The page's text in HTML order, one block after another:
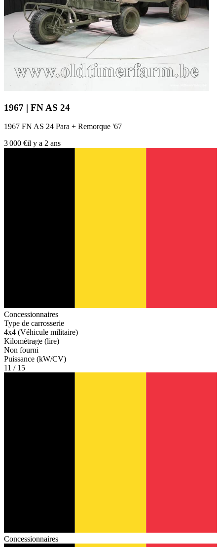
1967 | FN AS 24
1967 FN AS 24 Para + Remorque '67
3 000 €il y a 2 ans
Concessionnaires
Type de carrosserie
4x4 (Véhicule militaire)
Kilométrage (lire)
Non fourni
Puissance (kW/CV)
11 / 15
Concessionnaires